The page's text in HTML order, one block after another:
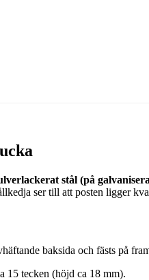
stål (på
ser till att posten ligger
baksida och fästs på
15 tecken (höjd ca 18 mm).